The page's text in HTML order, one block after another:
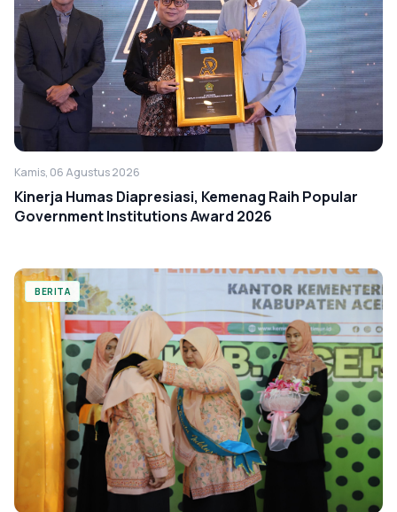
Kamis, 06 Agustus 2026
Kinerja Humas Diapresiasi, Kemenag Raih Popular
Government Institutions Award 2026
BERITA